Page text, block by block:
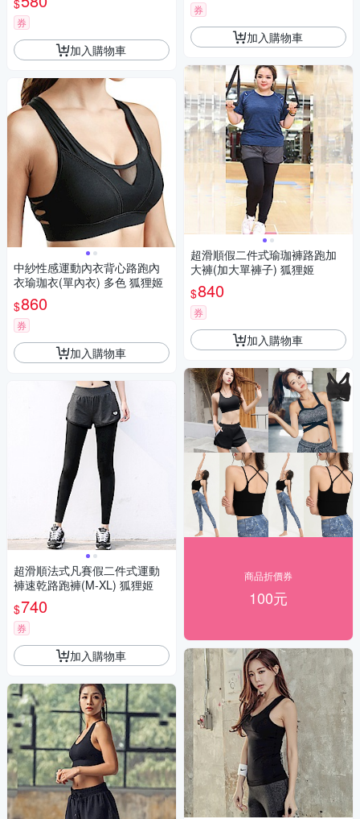
$
券
加入購物車
中紗性感運動內衣背心路跑內
衣瑜珈衣(單內衣) 多色 狐狸姬
$860
券
加入購物車
超滑順法式凡賽假二件式運動
褲速乾路跑褲(M-XL) 狐狸姬
$740
券
加入購物車
券
加入購物車
超滑順假二件式瑜珈褲路跑加
大褲(加大單褲子) 狐狸姬
$840
券
加入購物車
商品折價券
100元